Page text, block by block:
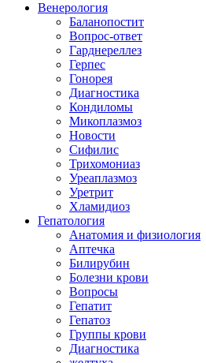
Венерология
Баланопостит
Вопрос-ответ
Гарднереллез
Герпес
Гонорея
Диагностика
Кондиломы
Микоплазмоз
Новости
Сифилис
Трихомониаз
Уреаплазмоз
Уретрит
Хламидиоз
Гепатология
Анатомия и физиология
Аптечка
Билирубин
Болезни крови
Вопросы
Гепатит
Гепатоз
Группы крови
Диагностика